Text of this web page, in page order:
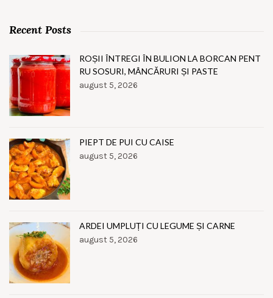
Recent Posts
ROȘII ÎNTREGI ÎN BULION LA BORCAN PENT
RU SOSURI, MÂNCĂRURI ȘI PASTE
august 5, 2026
PIEPT DE PUI CU CAISE
august 5, 2026
ARDEI UMPLUȚI CU LEGUME ȘI CARNE
august 5, 2026